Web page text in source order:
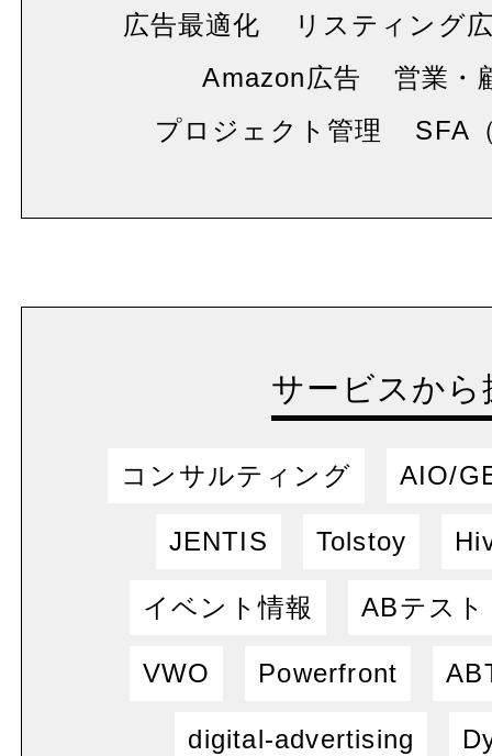
広告最適化
リスティング
Amazon広告
営業・
プロジェクト管理
SFA
サービスから
コンサルティング AIO/
JENTIS Tolstoy
イベント情報 ABテスト
VWO Powerfront
digital-advertising